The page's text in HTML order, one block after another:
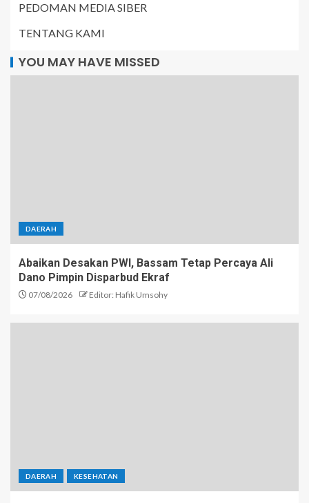
PEDOMAN MEDIA SIBER
TENTANG KAMI
YOU MAY HAVE MISSED
DAERAH
Abaikan Desakan PWI, Bassam Tetap Percaya Ali
Dano Pimpin Disparbud Ekraf
07/08/2026 Editor: Hafik Umsohy
DAERAH KESEHATAN